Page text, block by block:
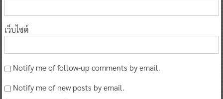
เว็บไซต์
Notify me of follow-up comments by email.
Notify me of new posts by email.